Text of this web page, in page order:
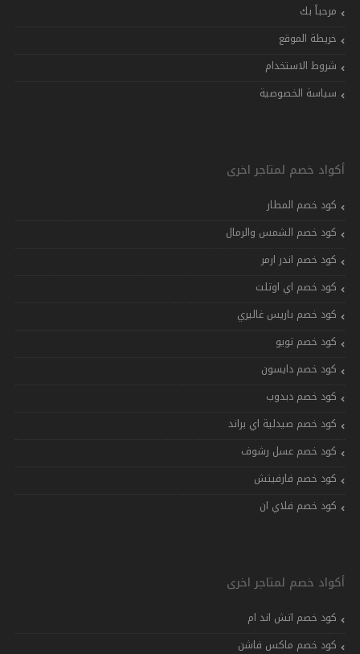
مرحباً بك
خريطة الموقع
شروط الاستخدام
سياسة الخصوصية
أكواد خصم لمتاجر اخرى
كود خصم المطار
كود خصم الشمس والرمال
كود خصم اندر ارمر
كود خصم اي اوتلت
كود خصم باريس غاليري
كود خصم تويو
كود خصم دايسون
كود خصم دبدوب
كود خصم صيدلية اي براند
كود خصم عسل رشوف
كود خصم فارفيتش
كود خصم فلاي ان
أكواد خصم لمتاجر اخرى
كود خصم اتش اند ام
كود خصم ماكس فاشن